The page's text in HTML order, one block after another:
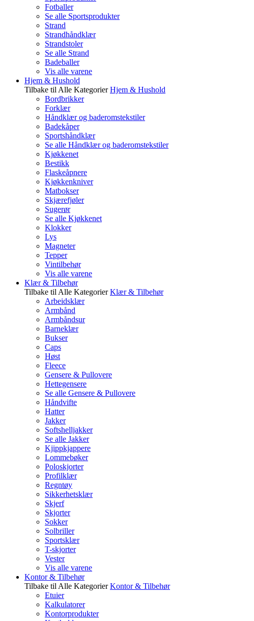
Fotballer
Se alle Sportsprodukter
Strand
Strandhåndklær
Strandstoler
Se alle Strand
Badeballer
Vis alle varene
Hjem & Hushold
Tilbake til Alle Kategorier Hjem & Hushold
Bordbrikker
Forklær
Håndklær og baderomstekstiler
Badekåper
Sportshåndklær
Se alle Håndklær og baderomstekstiler
Kjøkkenet
Bestikk
Flaskeåpnere
Kjøkkenkniver
Matbokser
Skjærefjøler
Sugerør
Se alle Kjøkkenet
Klokker
Lys
Magneter
Tepper
Vintilbehør
Vis alle varene
Klær & Tilbehør
Tilbake til Alle Kategorier Klær & Tilbehør
Arbeidsklær
Armbånd
Armbåndsur
Barneklær
Bukser
Caps
Høst
Fleece
Gensere & Pullovere
Hettegensere
Se alle Gensere & Pullovere
Håndvifte
Hatter
Jakker
Softshelljakker
Se alle Jakker
Kjippkjappere
Lommebøker
Poloskjorter
Profilklær
Regntøy
Sikkerhetsklær
Skjerf
Skjorter
Sokker
Solbriller
Sportsklær
T-skjorter
Vester
Vis alle varene
Kontor & Tilbehør
Tilbake til Alle Kategorier Kontor & Tilbehør
Etuier
Kalkulatorer
Kontorprodukter